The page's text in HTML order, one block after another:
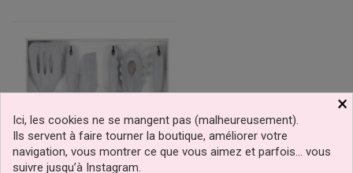
×
Ici, les cookies ne se mangent pas (malheureusement).
Ils servent à faire tourner la boutique, améliorer votre
navigation, vous montrer ce que vous aimez et parfois… vous
suivre jusqu’à Instagram.